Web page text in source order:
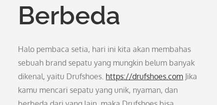
Berbeda
Halo pembaca setia, hari ini kita akan membahas
sebuah brand sepatu yang mungkin belum banyak
dikenal, yaitu Drufshoes. https://drufshoes.com Jika
kamu mencari sepatu yang unik, nyaman, dan